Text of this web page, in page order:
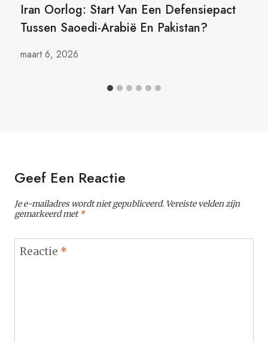
Iran Oorlog: Start Van Een Defensiepact
Tussen Saoedi-Arabië En Pakistan?
maart 6, 2026
Geef Een Reactie
Je e-mailadres wordt niet gepubliceerd. Vereiste velden zijn
gemarkeerd met*
Reactie *